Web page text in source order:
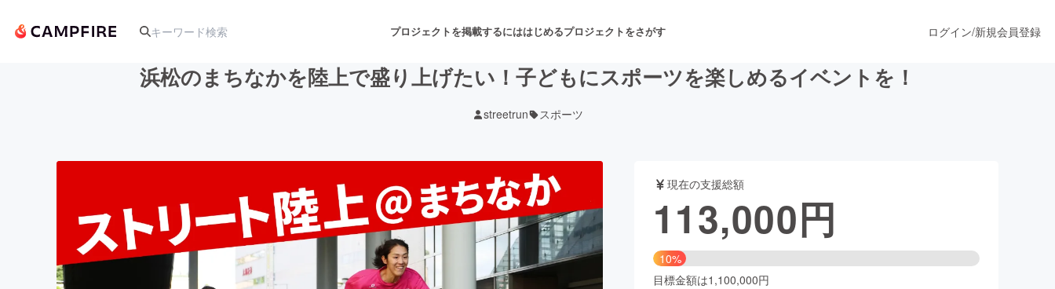
プロジェクトを掲載するにははじめるプロジェクトをさがす
音楽 舞台・パフォーマンス
テクノロジー・ガジェット ゲーム・サービス開発 フード・飲食店 ファッション
映像・映画 書籍・雑誌出版 アニメ・漫画
ログイン/新規会員登録
浜松のまちなかを陸上で盛り上げたい！子どもにスポーツを楽しめるイベントを！
streetrun スポーツ
現在の支援総額
113,000円
10%
目標金額は1,100,000円